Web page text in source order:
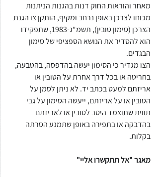
מאחר והוראות החוק דנות בהגנות הניתנות
מכוחו לצרכן באופן נרחב ומקיף, הותקן צו הגנת
הצרכן (סימון טובין), תשמ"ג-1983, שתפקידו
הוא להסדיר את הנושא הספציפי של סימון
הבגדים.
הצו מגדיר כי הסימון יעשה בהדפסה, בהטבעה,
בחריטה או בכל דרך אחרת על הטובין או
אריזתם למעט בכתב יד. לא ניתן לסמן על
הטובין או על אריזתם, ייעשה הסימון על גבי
תווית שתוצמד היטב לטובין או לאריזתם
בהדבקה או בתפירה באופן שתמנע הסרתה
בקלות.
מאגר "אל תתקשרו אליי"